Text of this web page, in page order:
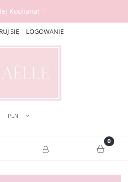
Kochana! ♡
SIĘ LOGOWANIE